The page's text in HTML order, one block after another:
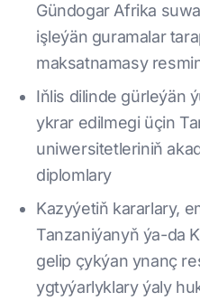
Gündogar Afrika
işleýän guramalar
maksatnamasy
Iňlis dilinde gürleýän
ykrar edilmegi üçin
uniwersitetleriniň
diplomlary
Kazyýetiň kararlary,
Tanzaniýanyň ýa-da
gelip çykýan ynanç
ygtyýarlyklary ýaly